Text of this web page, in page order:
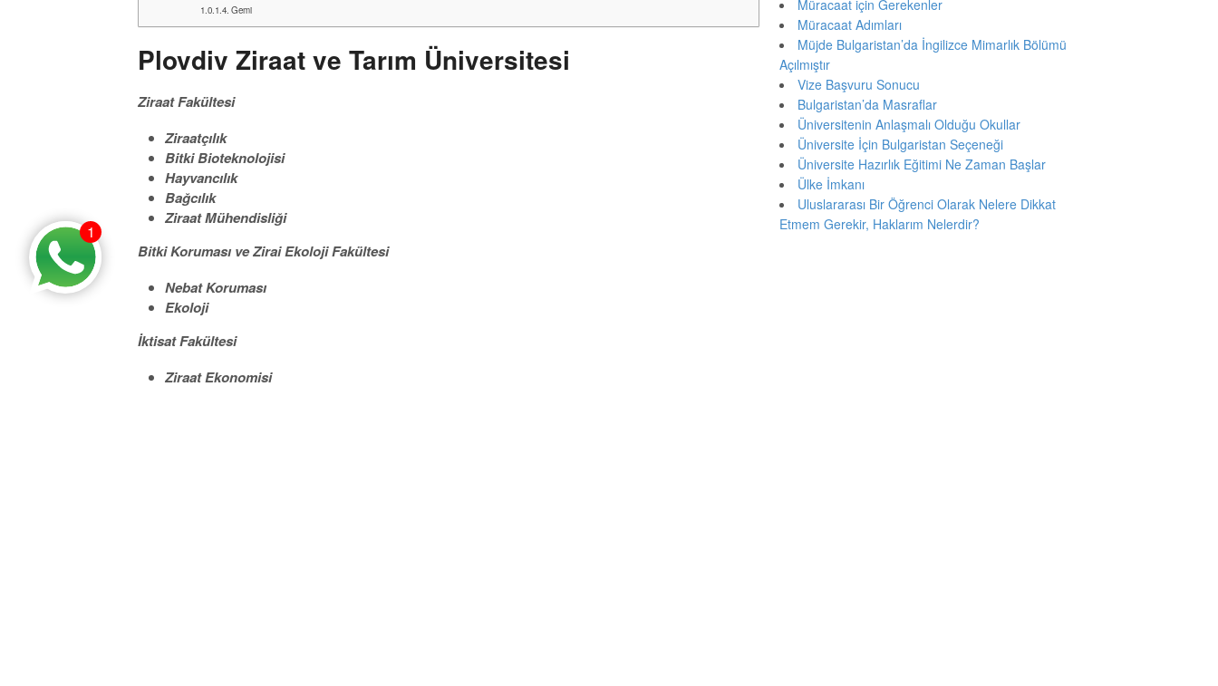
Gemi
Plovdiv Ziraat ve Tarım Üniversitesi
Ziraat Fakültesi
Ziraatçılık
Bitki Bioteknolojisi
Hayvancılık
Bağcılık
Ziraat Mühendisliği
Bitki Koruması ve Zirai Ekoloji Fakültesi
Nebat Koruması
Ekoloji
İktisat Fakültesi
Ziraat Ekonomisi
Müracaat için Gerekenler
Müracaat Adımları
Müjde Bulgaristan’da İngilizce Mimarlık Bölümü
Açılmıştır
Vize Başvuru Sonucu
Bulgaristan’da Masraflar
Üniversitenin Anlaşmalı Olduğu Okullar
Üniversite İçin Bulgaristan Seçeneği
Üniversite Hazırlık Eğitimi Ne Zaman Başlar
Ülke İmkanı
Uluslararası Bir Öğrenci Olarak Nelere Dikkat
Etmem Gerekir, Haklarım Nelerdir?
1